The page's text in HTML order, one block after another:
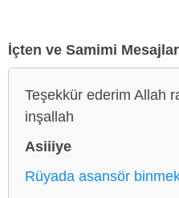
İçten ve Samimi
Teşekkür ederim Allah
inşallah
Asiiiye
Rüyada asansör